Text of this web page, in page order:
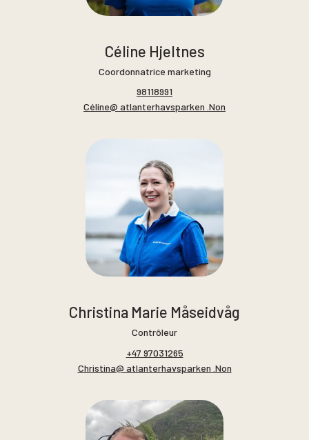
Céline Hjeltnes
Coordonnatrice marketing
98118991
Céline@ atlanterhavsparken .Non
Christina Marie Måseidvåg
Contrôleur
+47 97031265
Christina@ atlanterhavsparken .Non